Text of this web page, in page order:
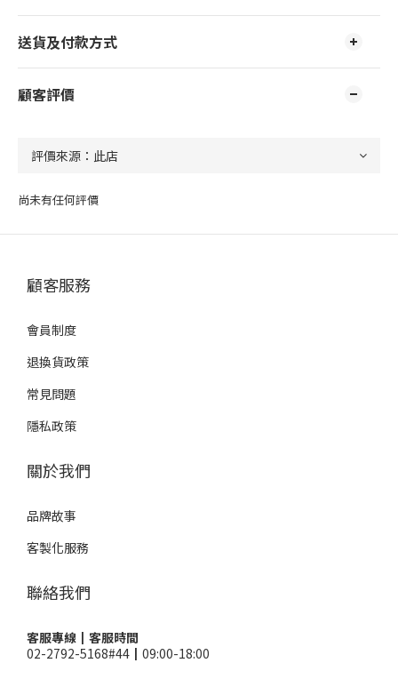
送貨及付款方式
顧客評價
尚未有任何評價
顧客服務
會員制度
退換貨政策
常見問題
隱私政策
關於我們
品牌故事
客製化服務
聯絡我們
客服專線┃客服時間
02-2792-5168#44┃09:00-18:00